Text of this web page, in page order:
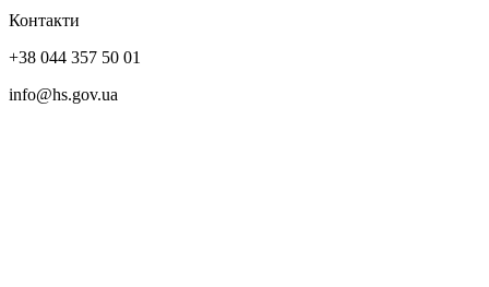
Контакти
+38 044 357 50 01
info@hs.gov.ua